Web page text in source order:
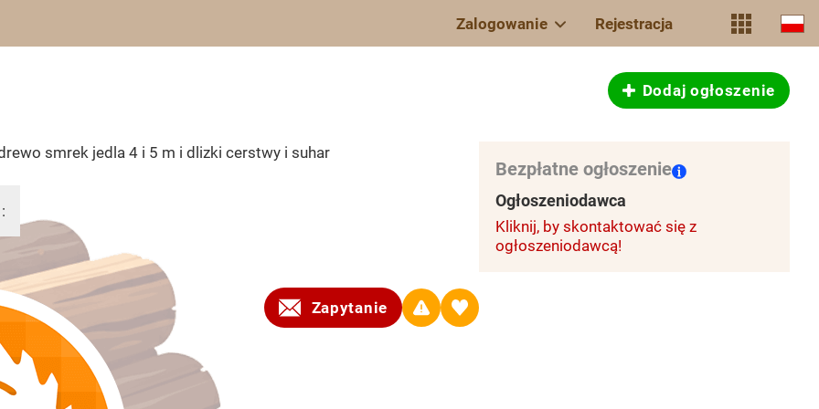
Zalogowanie Rejestracja
Dodaj ogłoszenie
smrek jedla 4 i 5 m i dlizki cerstwy i suhar
Zapytanie
Bezpłatne ogłoszenie
Ogłoszeniodawca
Kliknij, by skontaktować się z
ogłoszeniodawcą!